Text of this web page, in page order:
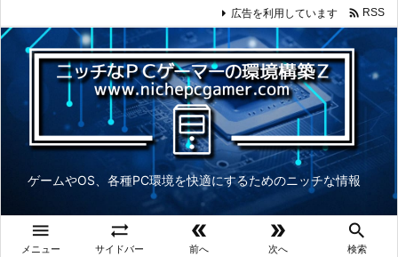
ゲームやOS、各種PC環境を快適にするためのニッチな情報

メニュー

サイドバー

前へ

次へ

検索
広告を利用しています  RSS